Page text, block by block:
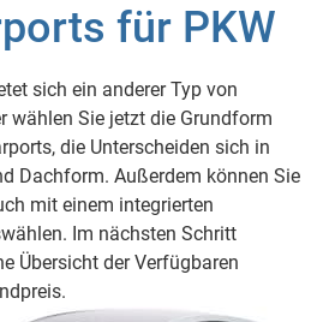
für PKW
sich ein anderer Typ von
wählen Sie jetzt die Grundform
die Unterscheiden sich in
Dachform. Außerdem können Sie
mit einem integrierten
Im nächsten Schritt
Übersicht der Verfügbaren